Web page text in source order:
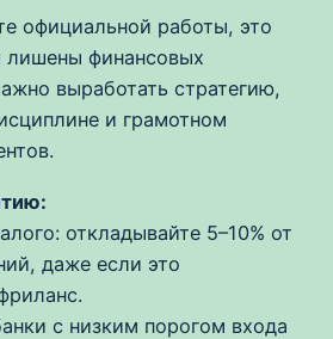
официальной работы, это
лишены финансовых
выработать стратегию,
и грамотном
откладывайте 5–10% от
даже если это
с низким порогом входа